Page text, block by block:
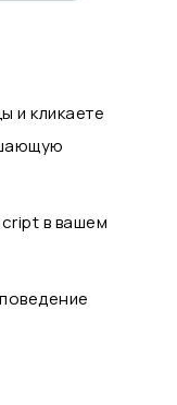
и кликаете
в вашем